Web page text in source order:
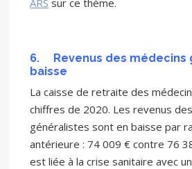
ARS sur ce thème.
6. Revenus des
baisse
La caisse de retraite des
chiffres de 2020. Les revenus
généralistes sont en baisse par
antérieure : 74 009 € contre 76
est liée à la crise sanitaire avec